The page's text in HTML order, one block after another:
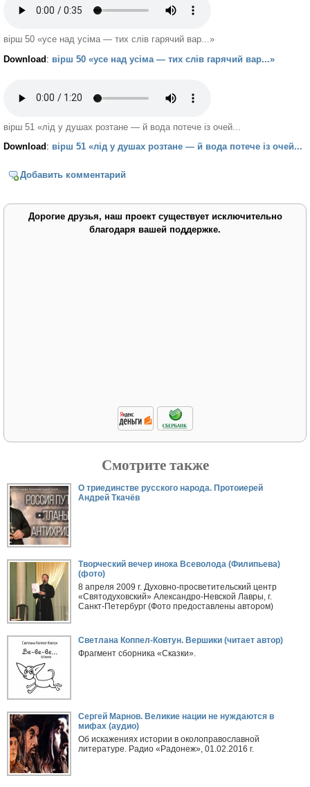
вірш 50 «усе над усіма — тих слів гарячий вар...»
Download: вірш 50 «усе над усіма — тих слів гарячий вар...»
вірш 51 «лід у душах розтане — й вода потече із очей...
Download : вірш 51 «лід у душах розтане — й вода потече із очей...
Добавить комментарий
Дорогие друзья, наш проект существует исключительно
благодаря вашей поддержке.
Смотрите также
О триединстве русского народа. Протоиерей
Андрей Ткачёв
Творческий вечер инока Всеволода (Филипьева)
(фото)
8 апреля 2009 г. Духовно-просветительский центр
«Святодуховский» Александро-Невской Лавры, г.
Санкт-Петербург (Фото предоставлены автором)
Светлана Коппел-Ковтун. Вершики (читает автор)
Фрагмент сборника «Сказки».
Сергей Марнов. Великие нации не нуждаются в
мифах (аудио)
Об искажениях истории в околоправославной
литературе. Радио «Радонеж», 01.02.2016 г.